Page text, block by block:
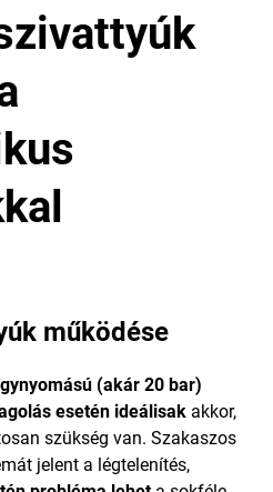
működése
(akár 20 bar)
esetén ideálisak akkor,
szükség van. Szakaszos
jelent a légtelenítés,